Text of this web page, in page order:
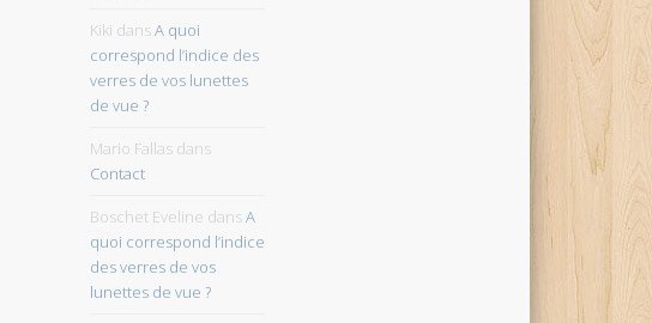
Kiki dansA quoi
correspond l’indice des
verres de vos lunettes
de vue ?
Mario Fallasdans
Contact
Boschet Eveline dansA
quoi correspond l’indice
des verres de vos
lunettes de vue ?